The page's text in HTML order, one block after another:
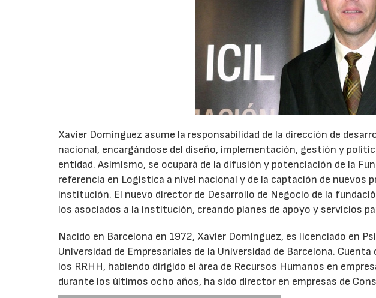
Xavier Domínguez asume la responsabilidad de la dirección de
nacional, encargándose del diseño, implementación, gestión y
entidad. Asimismo, se ocupará de la difusión y potenciación de la
referencia en Logística a nivel nacional y de la captación de nuevos
institución. El nuevo director de Desarrollo de Negocio de la
los asociados a la institución, creando planes de apoyo y servicios
Nacido en Barcelona en 1972, Xavier Domínguez, es licenciado en
Universidad de Empresariales de la Universidad de Barcelona.
los RRHH, habiendo dirigido el área de Recursos Humanos en
durante los últimos ocho años, ha sido director en empresas de